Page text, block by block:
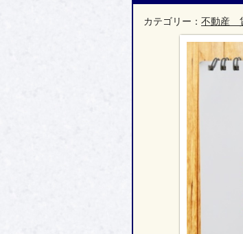
カテゴリー： 不動産